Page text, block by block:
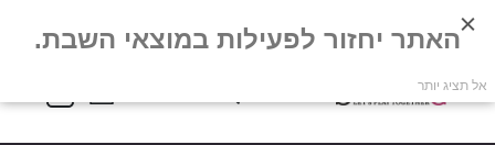
Toggle
סל קניות
האתר יחזור לפעילות במוצאי השבת.
אל תציג יותר